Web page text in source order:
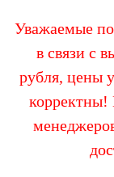
Уважаемые
в связи с
рубля, цены